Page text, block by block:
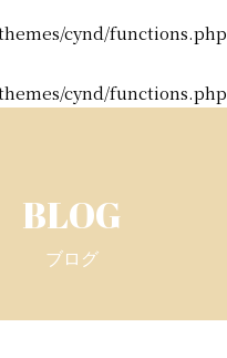
cynd/functions.php
cynd/functions.php
BLOG
ブログ